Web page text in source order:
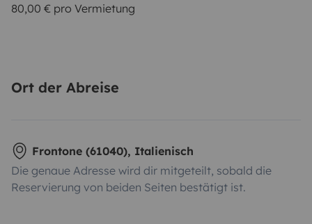
80,00 € pro Vermietung
Ort der Abreise
Frontone (61040), Italienisch
Die genaue Adresse wird dir mitgeteilt, sobald die
Reservierung von beiden Seiten bestätigt ist.